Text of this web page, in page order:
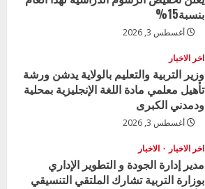
بنسبة15%
أغسطس 3, 2026
اخر الاخبار
وزير التربية والتعليم بالولاية يدشن ورشة
تأهيل معلمي مادة اللغة الإنجليزية بمحلية
ودمدني الكبرى
أغسطس 3, 2026
اخر الاخبار الاخبار
مدير إدارة الجودة و التطوير الإداري
بوزارة التربية تشارك الملتقي التنسيقي